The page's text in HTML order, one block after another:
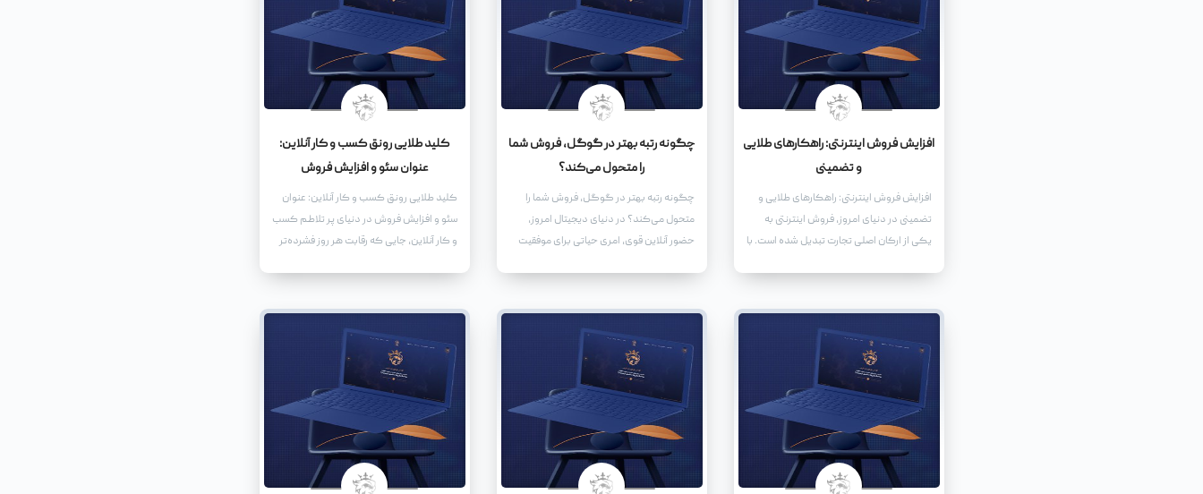
فروش و سودآوری خود را به طور چشمگیری
افزایش دهید.
افزایش فروش اینترنتی: راهکارهای طلایی
و تضمینی
افزایش فروش اینترنتی: راهکارهای طلایی و
تضمینی در دنیای امروز، فروش اینترنتی به
یکی از ارکان اصلی تجارت تبدیل شده است. با
هستند تا بتوانند سهمی از این بازار بزرگ را به
چگونه رتبه بهتر در گوگل، فروش شما
را متحول می‌کند؟
چگونه رتبه بهتر در گوگل، فروش شما را
متحول می‌کند؟ در دنیای دیجیتال امروز،
حضور آنلاین قوی، امری حیاتی برای موفقیت
کلید طلایی رونق کسب و کار آنلاین:
عنوان سئو و افزایش فروش
کلید طلایی رونق کسب و کار آنلاین: عنوان
سئو و افزایش فروش در دنیای پر تلاطم کسب
و کار آنلاین، جایی که رقابت هر روز فشرده‌تر
مهم‌ترین ابزارها در این زمینه، استفاده از یک
عنوان سئو شده و جذاب است که نه تنها
توجه موتورهای جستجو را به خود جلب کند،
بلکه بازدیدکنندگان را نیز ترغیب به کلیک و
تعامل کند.